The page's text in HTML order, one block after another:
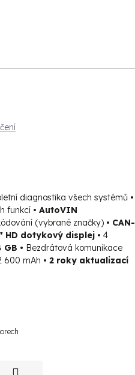
diagnostika všech systémů •
funkcí • AutoVIN
(vybrané značky) • CAN-
HD dotykový displej • 4
GB • Bezdrátová komunikace
600 mAh • 2 roky aktualizací